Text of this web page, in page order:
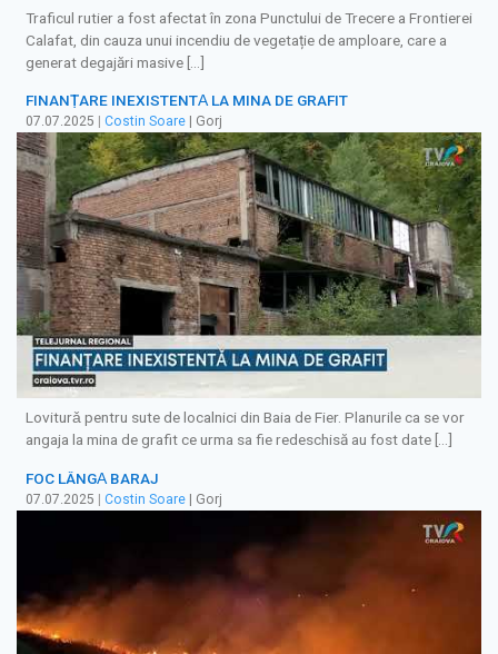
Traficul rutier a fost afectat în zona Punctului de Trecere a Frontierei
Calafat, din cauza unui incendiu de vegetație de amploare, care a
generat degajări masive […]
FINANȚARE INEXISTENTǍ LA MINA DE GRAFIT
07.07.2025 Costin Soare | Gorj
Loviturǎ pentru sute de localnici din Baia de Fier. Planurile ca se vor
angaja la mina de grafit ce urma sa fie redeschisă au fost date […]
FOC LÂNGǍ BARAJ
07.07.2025 | Costin Soare | Gorj